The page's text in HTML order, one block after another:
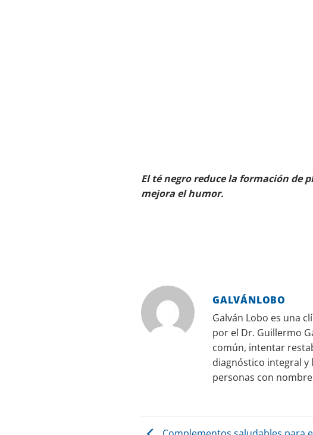
El té negro reduce la formación de
mejora el humor.
GALVÁNLOBO
Galván Lobo es una
por el Dr. Guillermo
común, intentar
diagnóstico integral y
personas con